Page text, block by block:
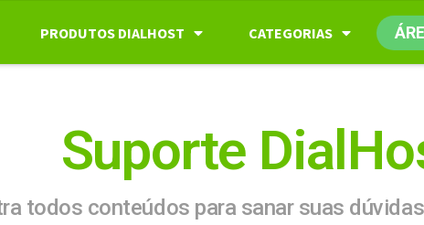
PRODUTOS DIALHOST CATEGORIAS
Suporte
todos conteúdos para sanar suas